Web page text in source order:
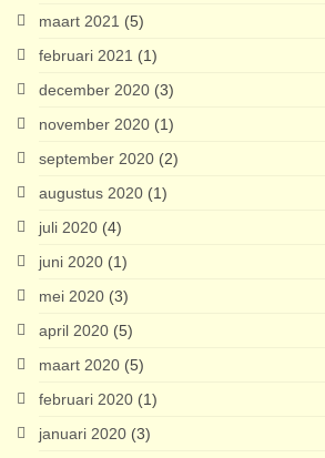
maart 2021 (5)
februari 2021 (1)
december 2020 (3)
november 2020 (1)
september 2020 (2)
augustus 2020 (1)
juli 2020 (4)
juni 2020 (1)
mei 2020 (3)
april 2020 (5)
maart 2020 (5)
februari 2020 (1)
januari 2020 (3)